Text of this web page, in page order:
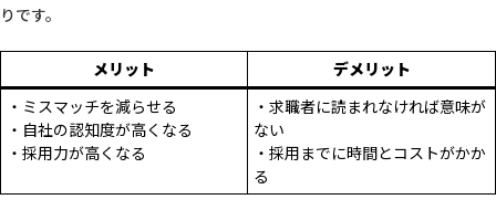
りです。
メリット
デメリット
・ミスマッチを減らせる
・自社の認知度が高くなる
・採用力が高くなる
・求職者に読まれなければ意味が
ない
・採用までに時間とコストがかか
る